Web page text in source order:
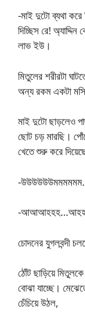
-মাই দুটো ব্যথা
দিচ্ছিস রে!
লাভ ইউ।
মিতুলের শরীরটা
অন্য রকম একটা
মাই দুটো ছাড়লেও
ছোট চড় মারছি।
খেতে শুরু করে
-
-
চোদনের
ঠোঁট ছাড়িয়ে
বোঝা যাচ্ছে।
চেঁচিয়ে উঠল,